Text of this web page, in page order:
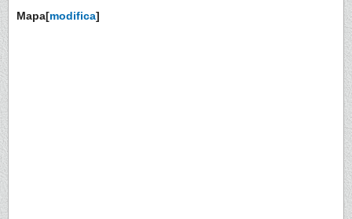
Mapa[modifica]